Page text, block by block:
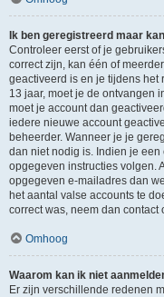
Ik ben geregistreerd maar
Controleer eerst of je
correct zijn, kan één of
geactiveerd is en je tijdens het
13 jaar, moet je de ontvangen
moet je account dan
iedere nieuwe account
beheerder. Wanneer je je
dan niet nodig is. Indien je
opgegeven instructies volgen.
opgegeven e-mailadres dan
het aantal valse accounts te
correct was, neem dan contact
Omhoog
Waarom kan ik niet
Er zijn verschillende redenen